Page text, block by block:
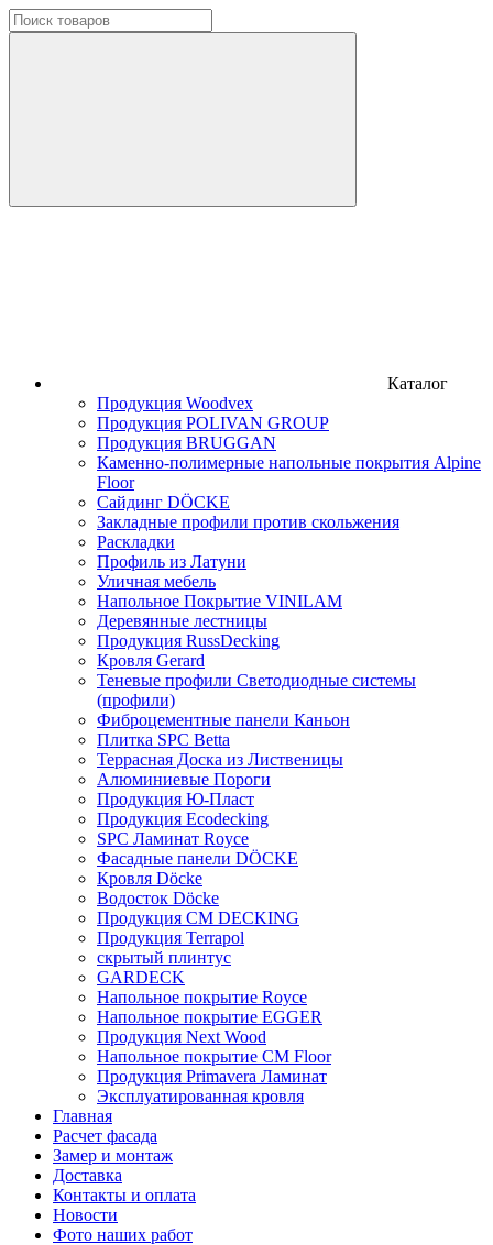
Каталог
Продукция Woodvex
Продукция POLIVAN GROUP
Продукция BRUGGAN
Каменно-полимерные напольные покрытия Alpine
Floor
Сайдинг DÖCKE
Закладные профили против скольжения
Раскладки
Профиль из Латуни
Уличная мебель
Напольное Покрытие VINILAM
Деревянные лестницы
Продукция RussDecking
Кровля Gerard
Теневые профили Светодиодные системы
(профили)
Фиброцементные панели Каньон
Плитка SPC Betta
Террасная Доска из Лиственицы
Алюминиевые Пороги
Продукция Ю-Пласт
Продукция Ecodecking
SPC Ламинат Royce
Фасадные панели DÖCKE
Кровля Döcke
Водосток Döcke
Продукция CM DECKING
Продукция Terrapol
скрытый плинтус
GARDECK
Напольное покрытие Royce
Напольное покрытие EGGER
Продукция Next Wood
Напольное покрытие CM Floor
Продукция Primavera Ламинат
Эксплуатированная кровля
Главная
Расчет фасада
Замер и монтаж
Доставка
Контакты и оплата
Новости
Фото наших работ